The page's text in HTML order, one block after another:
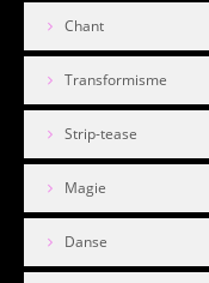
Chant
Transformisme
Strip-tease
Magie
Danse